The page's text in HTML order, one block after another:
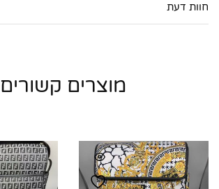
חוות דעת
מוצרים קשורים